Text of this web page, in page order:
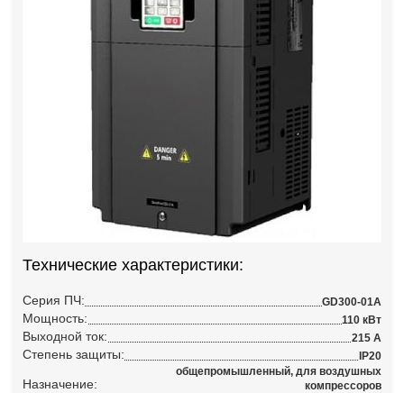
Технические характеристики:
Серия ПЧ: GD300-01A
Мощность: 110 кВт
Выходной ток: 215 А
Степень защиты: IP20
Назначение:
общепромышленный, для воздушных
компрессоров